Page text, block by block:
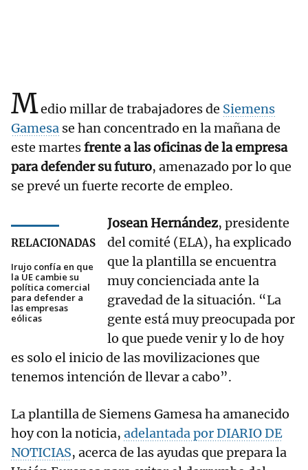
Medio millar de trabajadores de Siemens
Gamesa se han concentrado en la mañana de
este martesfrente a las oficinas de la empresa
para defender su futuro, amenazado por lo que
se prevé un fuerte recorte de empleo.
RELACIONADAS
Irujo confía en que
la UE cambie su
política comercial
para defender a
las empresas
eólicas
Josean Hernández, presidente
del comité (ELA), ha explicado
que la plantilla se encuentra
muy concienciada ante la
gravedad de la situación. “La
gente está muy preocupada por
lo que puede venir y lo de hoy
es solo el inicio de las movilizaciones que
tenemos intención de llevar a cabo”.
La plantilla de Siemens Gamesa ha amanecido
hoy con la noticia, adelantada por DIARIO DE
NOTICIAS, acerca de las ayudas que prepara la